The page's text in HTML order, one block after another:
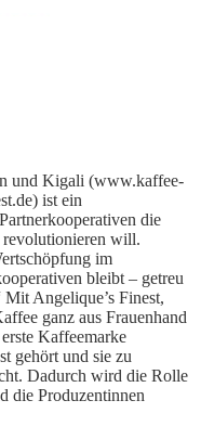
und Kigali (www.kaffee-
ist ein
die
will.
im
bleibt – getreu
Angelique’s Finest,
ganz aus Frauenhand
Kaffeemarke
gehört und sie zu
Dadurch wird die Rolle
die Produzentinnen